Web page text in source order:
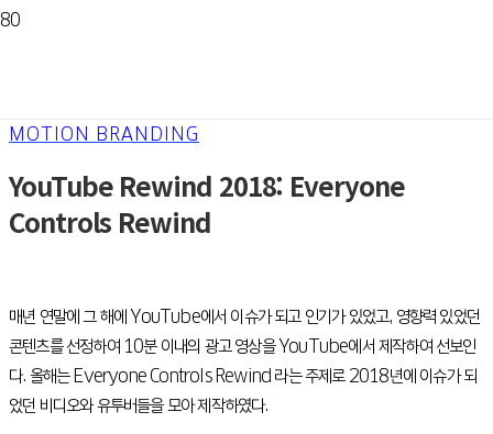
MOTION BRANDING
YouTube Rewind 2018: Everyone
Controls Rewind
매년 연말에 그 해에 YouTube에서 이슈가 되고 인기가 있었고, 영향력 있었던
콘텐츠를 선정하여 10분 이내의 광고 영상을 YouTube에서 제작하여 선보인
다. 올해는 Everyone Controls Rewind 라는 주제로 2018년에 이슈가 되
었던 비디오와 유투버들을 모아 제작하였다.